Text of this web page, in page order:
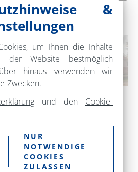
Brau-
Land
Barnimer
dieser Radtour
&
um Ihnen die Inhalte
der Website bestmöglich
hinaus verwenden wir
Zwecken.
und den Cookie-
NUR
NOTWENDIGE
COOKIES
ZULASSEN